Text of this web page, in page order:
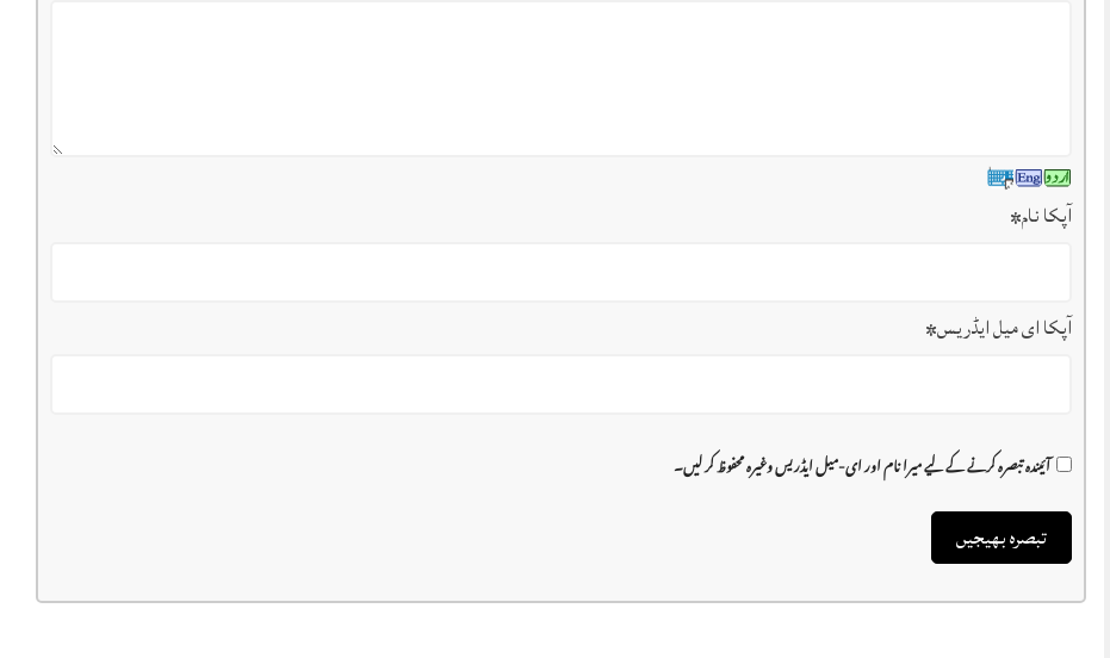
آپکا نام*
آپکا ای میل ایڈریس*
آئیندہ تبصرہ کرنے کے لیے میرا نام اور ای-میل ایڈریس وغیرہ محفوظ کر لیں۔